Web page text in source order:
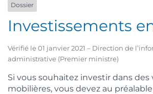
Dossier
Investissements
Vérifié le 01 janvier 2021 – Direction de
administrative (Premier ministre)
Si vous souhaitez investir dans des
mobilières, vous devez au